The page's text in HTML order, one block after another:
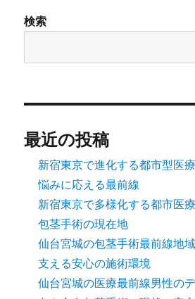
検索
最近の投稿
新宿東京で進化する都市型医
悩みに応える最前線
新宿東京で多様化する都市医
包茎手術の現在地
仙台宮城の包茎手術最前線地
支える安心の施術環境
仙台宮城の医療最前線男性の